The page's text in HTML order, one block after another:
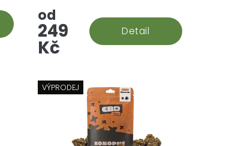
od
249
Kč
Detail
nabízíme s naším CBD
konopným květem Pineapple
Kush.
VÝPRODEJ